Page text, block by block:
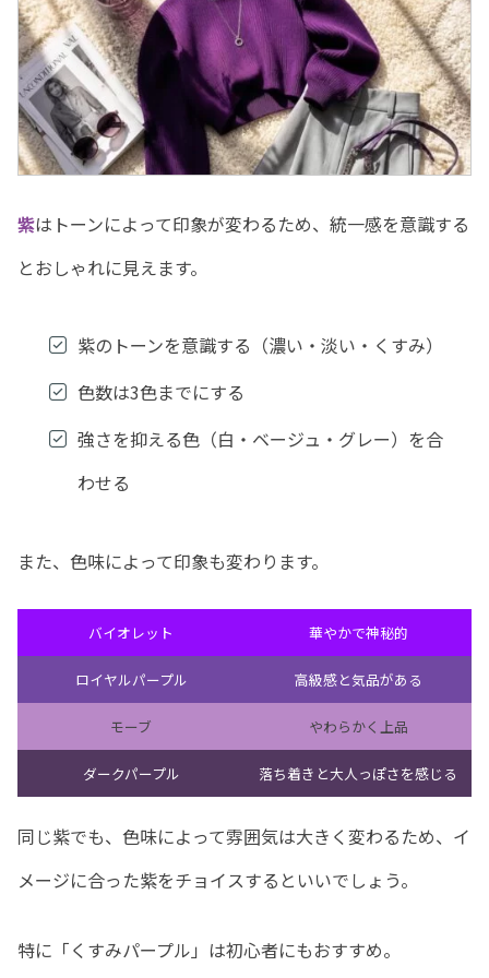
紫はトーンによって印象が変わるため、統一感を意識する
とおしゃれに見えます。
紫のトーンを意識する（濃い・淡い・くすみ）
色数は3色までにする
強さを抑える色（白・ベージュ・グレー）を合
わせる
また、色味によって印象も変わります。
バイオレット 華やかで神秘的
ロイヤルパープル 高級感と気品がある
モーブ やわらかく上品
ダークパープル 落ち着きと大人っぽさを感じる
同じ紫でも、色味によって雰囲気は大きく変わるため、イ
メージに合った紫をチョイスするといいでしょう。
特に「くすみパープル」は初心者にもおすすめ。